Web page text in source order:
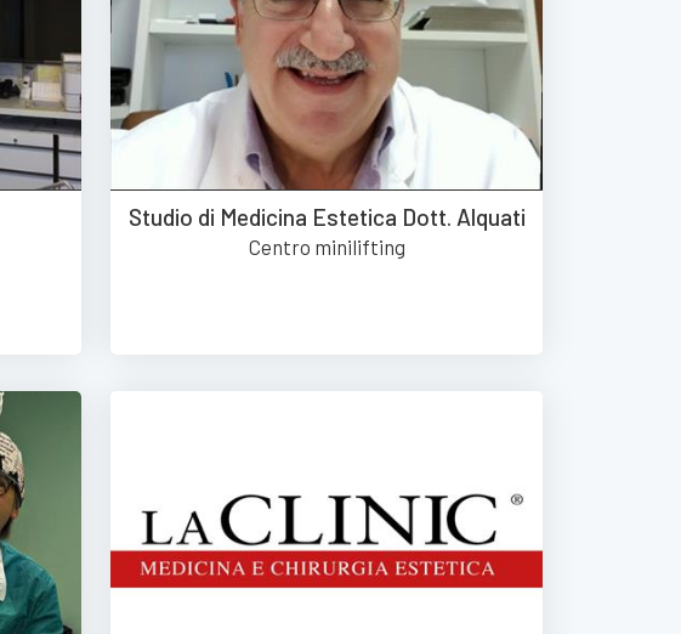
Studio di Medicina Estetica Dott. Alquati
Centro minilifting